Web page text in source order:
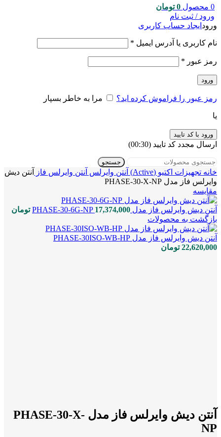
0 محصول 0 تومان
ورود / ثبت نام
ورود ایجاد حساب کاربری
نام کاربری یا آدرس ایمیل *
رمز عبور *
ورود
رمز عبور را فراموش کرده اید؟ مرا به خاطر بسپار
یا
ورود با کد تایید
ارسال مجدد کد تایید (00:
30
)
جستجو
خانه تجهیزات اکتیو (Active) آنتن وایرلس آنتن وایرلس فاز
آنتن دیش
وایرلس فاز مدل PHASE-30-X-NP
مقایسه
آنتن دیش وایرلس فاز مدل PHASE-30-6G-NP 17,374,000
تومان
بازگشت به محصولات
آنتن دیش وایرلس فاز مدل PHASE-30ISO-WB-HP
22,620,000 تومان
آنتن دیش وایرلس فاز مدل PHASE-30-X-
NP